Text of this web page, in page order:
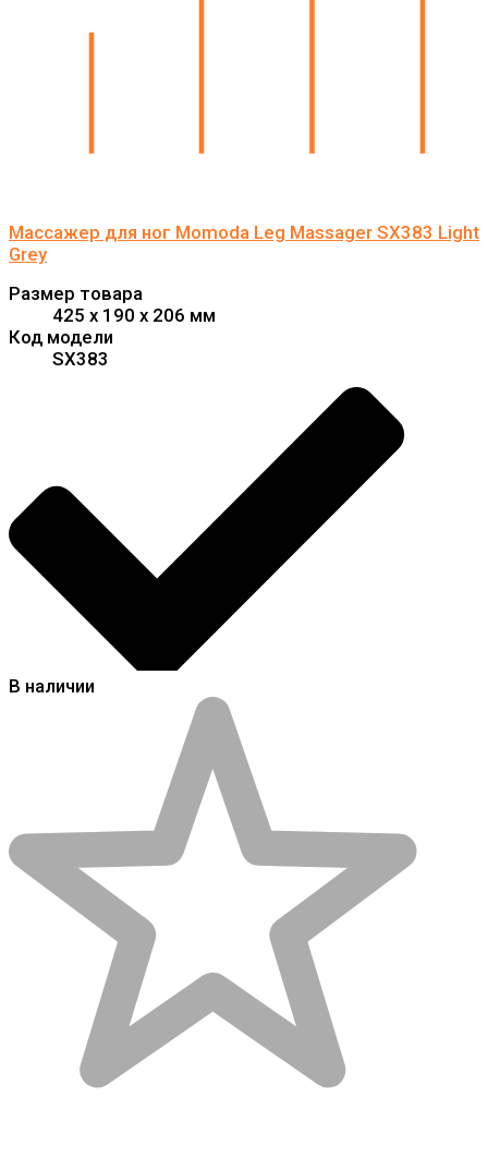
Массажер для ног Momoda Leg Massager SX383 Light
Grey
Размер товара
425 x 190 x 206 мм
Код модели
SX383
В наличии